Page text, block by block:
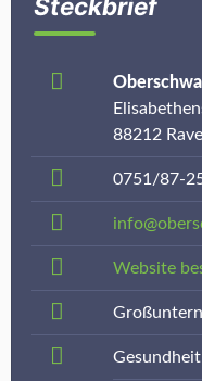
88212
0751/87-
Website